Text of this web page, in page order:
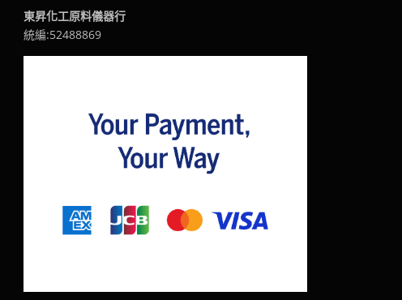
東昇化工原料儀器行
統編:52488869